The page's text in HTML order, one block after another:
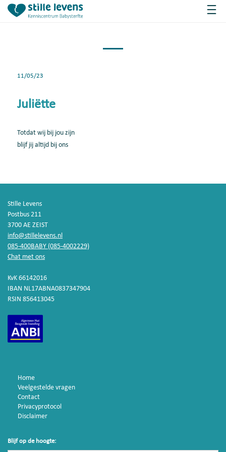
11/05/23
Juliëtte
Totdat wij bij jou zijn
blijf jij altijd bij ons
Stille Levens
Postbus 211
3700 AE ZEIST
info@stillelevens.nl
085-400BABY (085-4002229)
Chat met ons
KvK 66142016
IBAN NL17ABNA0837347904
RSIN 856413045
Home
Veelgestelde vragen
Contact
Privacyprotocol
Disclaimer
Blijf op de hoogte: